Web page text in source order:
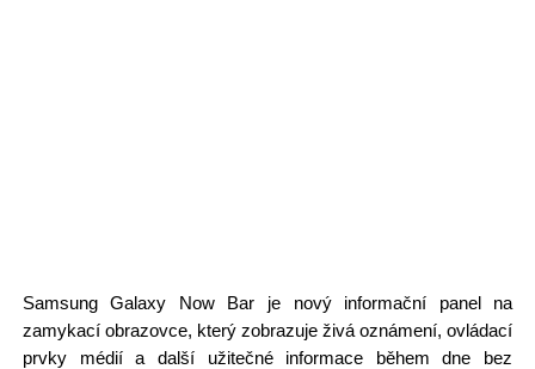
Samsung Galaxy Now Bar je nový informační panel na
zamykací obrazovce, který zobrazuje živá oznámení, ovládací
prvky médií a další užitečné informace během dne bez